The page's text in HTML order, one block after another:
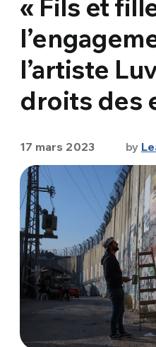
« Fils et
l’artiste
droits des
17 mars 2023 by